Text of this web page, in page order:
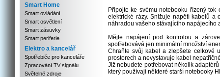
Smart Home
Smart ovládání
Smart osvětlení
Smart zásuvky
Smart periferie
Elektro a kancelář
Spotřebiče pro kanceláře
Zpracování TV signálu
Světelné zdroje
Připojte ke svému notebooku řízený
elektrické rázy. Snižuje napětí kabelů a
náhradou vašeho stávajícího napájecího
Mějte napájení pod kontrolou a
spotřebovává jen minimální množství
Chraňte svůj kabel a zlepšete celkové
prostorech a nevystavuje kabel
Již nebudete potřebovat několik
který používají některé starší notebooky